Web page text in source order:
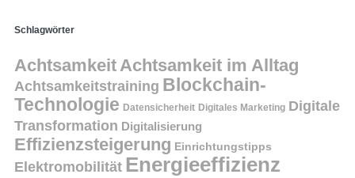
Schlagwörter
Achtsamkeit Achtsamkeit im Alltag
Achtsamkeitstraining Blockchain-
Technologie Datensicherheit Digitales Marketing Digitale
Transformation Digitalisierung
Effizienzsteigerung Einrichtungstipps
Elektromobilität Energieeffizienz